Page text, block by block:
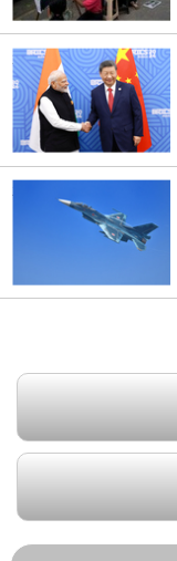
2024/10/25